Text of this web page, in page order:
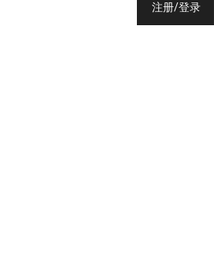
注册/登录